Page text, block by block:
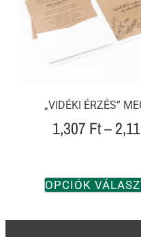
„VIDÉKI ÉRZÉS”
1,307Ft–
OPCIÓK